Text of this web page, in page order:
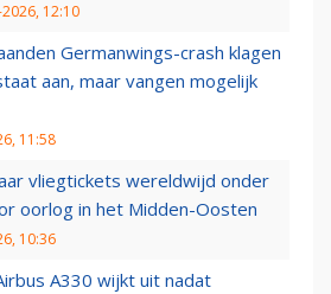
12:10
Germanwings-crash klagen
aan, maar vangen mogelijk
11:58
vliegtickets wereldwijd onder
oorlog in het Midden-Oosten
10:36
A330 wijkt uit nadat